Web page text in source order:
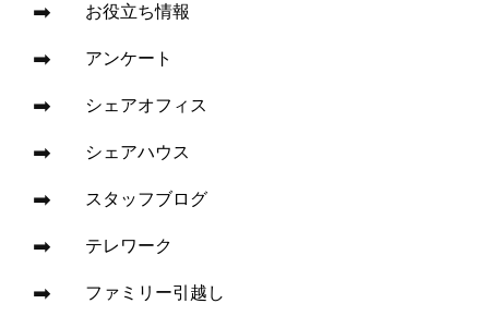
お役立ち情報
アンケート
シェアオフィス
シェアハウス
スタッフブログ
テレワーク
ファミリー引越し